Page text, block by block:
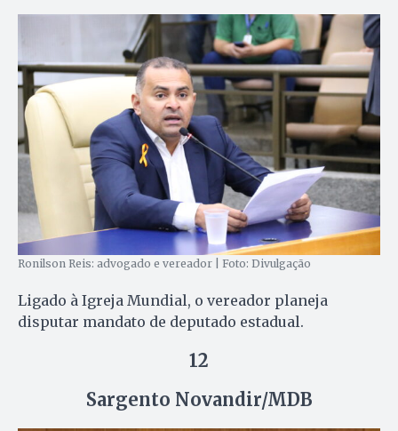
Ronilson Reis: advogado e vereador | Foto: Divulgação
Ligado à Igreja Mundial, o vereador planeja
disputar mandato de deputado estadual.
12
Sargento Novandir/MDB